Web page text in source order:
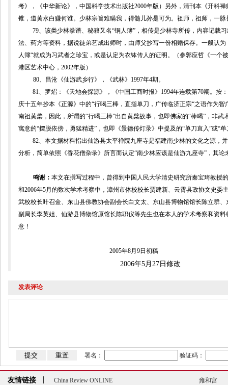
考》，《中华新论》，中国科学技术出版社2000年版）另外，清刊本 《开科
锥，道黄水白赚何谁。少林宗旨难瞒我，得髓儿孙是可为。祖师，祖师，一脉
79、该类少林拳谱、秘籍又名“铜人簿”，相传是少林寺所传，内容记载
法、药方等资料，据说徒弟艺成出师时，由师父抄写一份相赠保存。一般认
人簿“就成为习武者之珍宝，或是认定为衣钵传人的证明。（参郭应哲《一
港区艺术中心， 2002年版）
80、昌沧《仙游武乡行》，《武林》 1997年4期。
81、 罗炤：《天地会探源》，《中国工商时报》 1994年连载第70期。按
庆十五年抄本《正源》中的“行喝三棒，直指单刀，广传临济正宗“之语作为
南祖黄檗，因此，所谓的“行喝三棒”出自黄檗故事，也即佛家的“棒喝”，非
寓意的“摆脱依傍，勇猛精进”，也即《景德传灯录》中提及的“单刀直入”或“
82、本文据材料指出仙游县太平禅院九座寺是福建南少林的文化之源，
分析，简单依照《香花僧杂录》所言而认定“南少林应该是仙游九座寺”，其论
鸣谢： 本文在撰写过程中，曾得到中国人民大学清史研究所秦宝琦教授
和2006年5月的数次学术考察中，漳州市体校校长贾建新、云霄县政协文史委
武校校长叶召金、东山县佛教协会副会长白文太、东山县博物馆馆长陈立群
副局长李英姐、仙游县博物馆原馆长陈职仪等先生也在本人的学术考察和资
意！
2005年8月9日 初稿
2006年5月27 日 修改
发表评论
署名： 验证码：
友情链接 China Review ONLINE
雍和宫